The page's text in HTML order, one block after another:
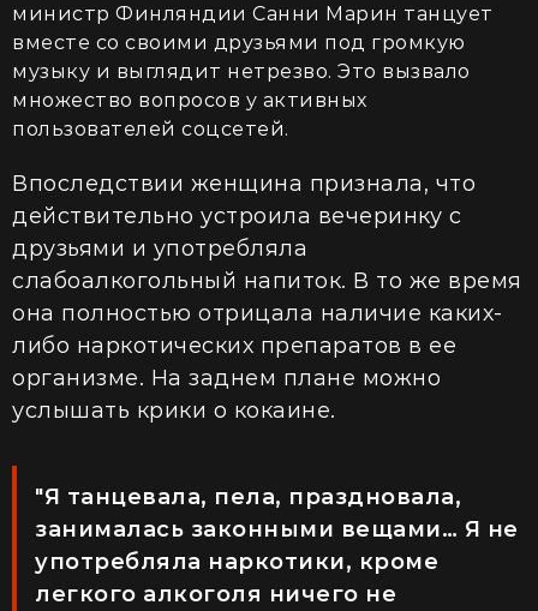
министр Финляндии Санни Марин танцует
вместе со своими друзьями под громкую
музыку и выглядит нетрезво. Это вызвало
множество вопросов у активных
пользователей соцсетей.
Впоследствии женщина признала, что
действительно устроила вечеринку с
друзьями и употребляла
слабоалкогольный напиток. В то же время
она полностью отрицала наличие каких-
либо наркотических препаратов в ее
организме. На заднем плане можно
услышать крики о кокаине.
"Я танцевала, пела, праздновала,
занималась законными вещами… Я не
употребляла наркотики, кроме
легкого алкоголя ничего не